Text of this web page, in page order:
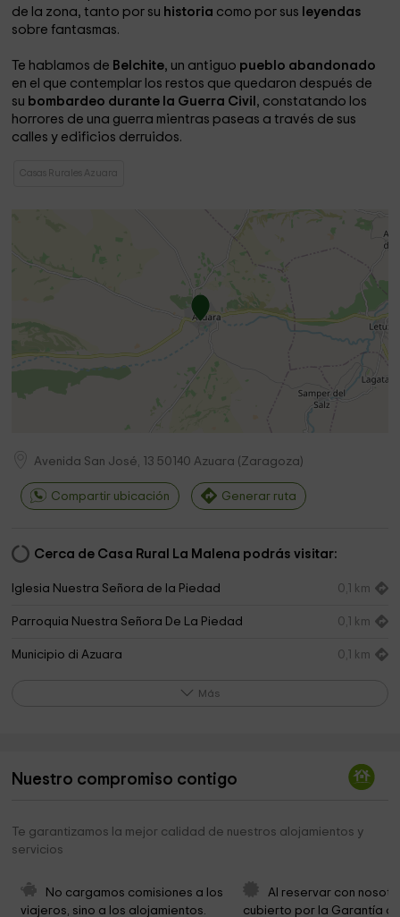
de la zona, tanto por su historia como por sus leyendas
sobre fantasmas.
Te hablamos de Belchite, un antiguo pueblo abandonado
en el que contemplar los restos que quedaron después de
su bombardeo durante la Guerra Civil , constatando los
horrores de una guerra mientras paseas a través de sus
calles y edificios derruidos.
Casas Rurales Azuara
Avenida San José, 1350140 Azuara (Zaragoza)
Compartir ubicación Generar ruta
Cerca de Casa Rural La Malena podrás visitar:
Iglesia Nuestra Señora de la Piedad 0,1 km
Parroquia Nuestra Señora De La Piedad 0,1 km
Municipio di Azuara 0,1 km
Cementerio Samper del Salz 4,4 km
Ayuntamiento de Samper del Salz
Ayuntamiento de Samper de Salz
Más
Nuestro compromiso contigo
Te garantizamos la mejor calidad de nuestros alojamientos y
servicios
No cargamos comisiones a los
viajeros, sino a los alojamientos.
Al reservar con
cubierto por la Garantía